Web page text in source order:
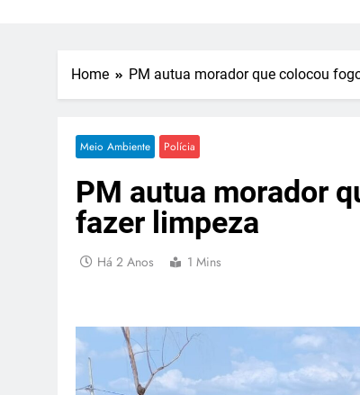
Home PM autua morador que colocou
Meio Ambiente Polícia
PM autua morador
fazer limpeza
Há 2 Anos 1 Mins